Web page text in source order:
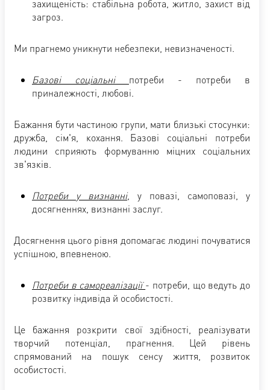
захищеність: стабільна робота, житло, захист від
загроз.
Ми прагнемо уникнути небезпеки, невизначеності.
Базові соціальні потреби - потреби в
приналежності, любові.
Бажання бути частиною групи, мати близькі стосунки:
дружба, сім'я, кохання. Базові соціальні потреби
людини сприяють формуванню міцних соціальних
зв'язків.
Потреби у визнанні, у повазі, самоповазі, у
досягненнях, визнанні заслуг.
Досягнення цього рівня допомагає людині почуватися
успішною, впевненою.
Потреби в самореалізації- потреби, що ведуть до
розвитку індивіда й особистості.
Це бажання розкрити свої здібності, реалізувати
творчий потенціал, прагнення. Цей рівень
спрямований на пошук сенсу життя, розвиток
особистості.